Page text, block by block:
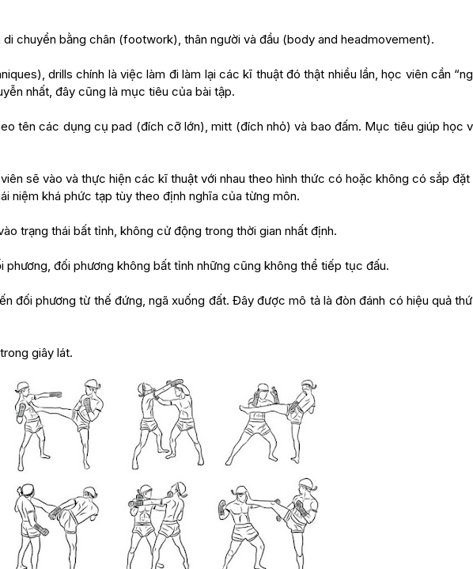
chuyển bằng chân (footwork), thân người và đầu (body and headmovement).
drills chính là việc làm đi làm lại các kĩ thuật đó thật nhiều lần, học viên cần
nhất, đây cũng là mục tiêu của bài tập.
tên các dụng cụ pad (đích cỡ lớn), mitt (đích nhỏ) và bao đấm. Mục tiêu giúp học
sẽ vào và thực hiện các kĩ thuật với nhau theo hình thức có hoặc không có sắp
niệm khá phức tạp tùy theo định nghĩa của từng môn.
trạng thái bất tỉnh, không cử động trong thời gian nhất định.
phương, đối phương không bất tỉnh những cũng không thể tiếp tục đấu.
đối phương từ thế đứng, ngã xuống đất. Đây được mô tả là đòn đánh có hiệu quả
giây lát.